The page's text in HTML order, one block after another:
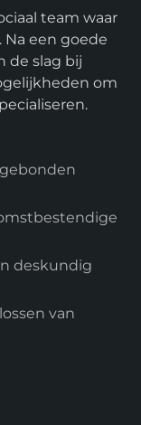
team waar
een goede
de slag bij
om
deskundig
van